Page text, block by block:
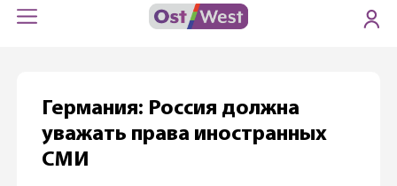
Германия: Россия должна
уважать права иностранных
СМИ